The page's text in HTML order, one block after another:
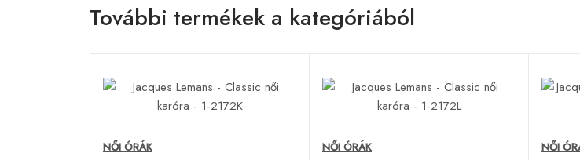
További termékek a kategóriából
NŐI ÓRÁK NŐI ÓRÁK NŐI